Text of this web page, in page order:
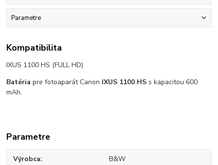
Parametre
Kompatibilita
IXUS 1100 HS (FULL HD)
Batéria pre fotoaparát Canon IXUS 1100 HS s kapacitou 600
mAh.
Parametre
Výrobca B&W